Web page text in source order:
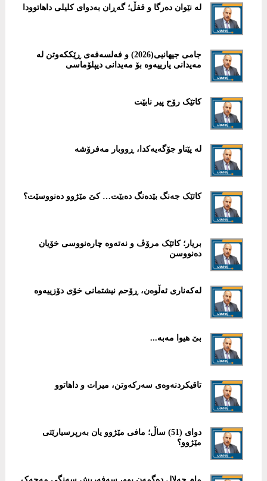
لە نێوان دەرگا و قفڵ؛ گەڕان بەدوای کلیلی داهاتوودا
جامی جیهانیی(2026) و فەلسەفەی ڕێککەوتن لە
مەیدانی یارییەوە بۆ مەیدانی دیپلۆماسی
کاتێک رۆح پیر نابێت
لە پێناو جۆگەیەکدا، ڕووبار مەفرۆشە
کاتێک جەنگ بێدەنگ دەبێت… کێ مێژوو دەنووسێت؟
بریار؛ کاتێک مرۆڤ و نەتەوە چارەنووسی خۆیان
دەنووسن
لەکەناری ئەڵوەن، ڕۆحم نیشتمانی خۆی دۆزییەوە
بێ هیوا مەبە...
تاقیکردنەوەی سەرکەوتن، میرات و داهاتوو
دوای (51) ساڵ؛ مافی مێژوو یان بەرپرسیارێتی
مێژوو؟